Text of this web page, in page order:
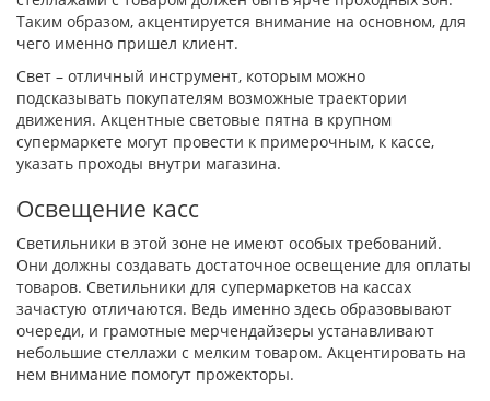
Таким образом, акцентируется внимание на основном, для
чего именно пришел клиент.
Свет – отличный инструмент, которым можно
подсказывать покупателям возможные траектории
движения. Акцентные световые пятна в крупном
супермаркете могут провести к примерочным, к кассе,
указать проходы внутри магазина.
Освещение касс
Светильники в этой зоне не имеют особых требований.
Они должны создавать достаточное освещение для оплаты
товаров. Светильники для супермаркетов на кассах
зачастую отличаются. Ведь именно здесь образовывают
очереди, и грамотные мерчендайзеры устанавливают
небольшие стеллажи с мелким товаром. Акцентировать на
нем внимание помогут прожекторы.